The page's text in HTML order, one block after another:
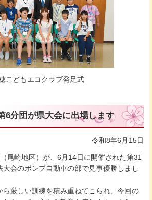
こどもエコクラブ発足式
6分団が県大会に出場します
令和8年6月15日
尾崎地区）が、6月14日に開催された第31
大会のポンプ自動車の部で見事優勝しまし
ら厳しい訓練を積み重ねてこられ、今回の